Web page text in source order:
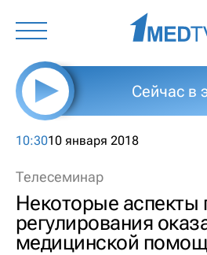
Сейчас в
10:3010 января 2018
Телесеминар
Некоторые аспекты
регулирования
медицинской